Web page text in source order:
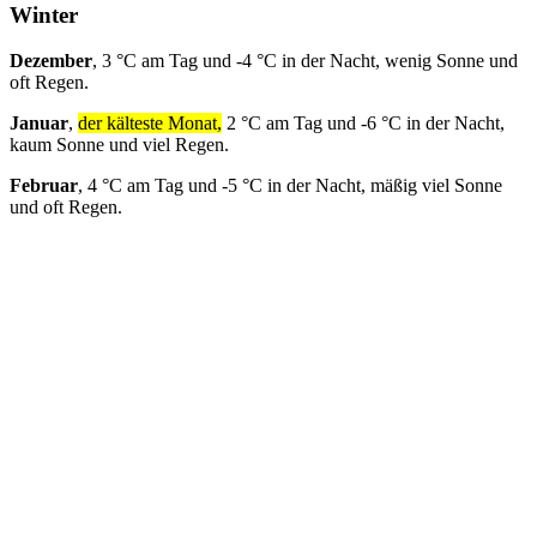
Winter
Dezember, 3 °C am Tag und -4 °C in der Nacht, wenig Sonne und
oft Regen.
Januar, der kälteste Monat, 2 °C am Tag und -6 °C in der Nacht,
kaum Sonne und viel Regen.
Februar, 4 °C am Tag und -5 °C in der Nacht, mäßig viel Sonne
und oft Regen.